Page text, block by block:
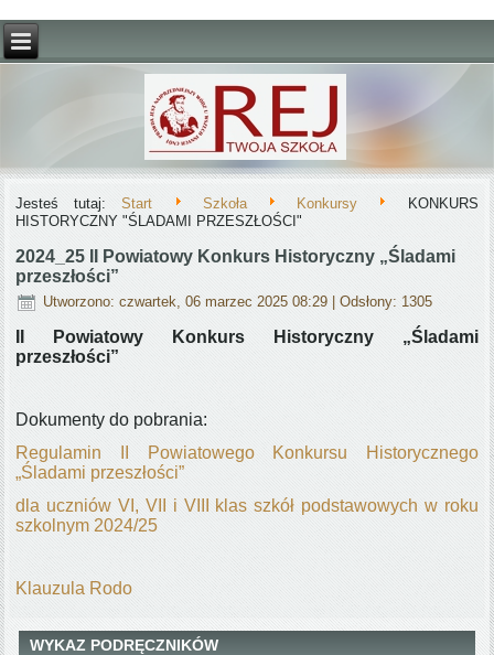
Jesteś tutaj:Start Szkoła Konkursy
KONKURS
HISTORYCZNY "ŚLADAMI PRZESZŁOŚCI"
2024_25 II Powiatowy Konkurs Historyczny „Śladami
przeszłości”
Utworzono: czwartek, 06 marzec 2025 08:29 | Odsłony: 1305
II Powiatowy Konkurs Historyczny „Śladami
przeszłości”
Dokumenty do pobrania:
Regulamin II Powiatowego Konkursu Historycznego
„Śladami przeszłości”
dla uczniów VI, VII i VIII klas szkół podstawowych w roku
szkolnym 2024/25
Klauzula Rodo
WYKAZ PODRĘCZNIKÓW